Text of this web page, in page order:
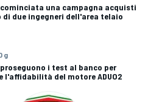
cominciata una campagna acquisti
di due ingegneri dell'area telaio
g
proseguono i test al banco per
l'affidabilità del motore ADUO2